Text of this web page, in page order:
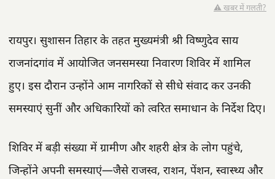
⚠️ खबर में गलती?
रायपुर। सुशासन तिहार के तहत मुख्यमंत्री श्री विष्णुदेव साय
राजनांदगांव में आयोजित जनसमस्या निवारण शिविर में शामिल
हुए। इस दौरान उन्होंने आम नागरिकों से सीधे संवाद कर उनकी
समस्याएं सुनीं और अधिकारियों को त्वरित समाधान के निर्देश दिए।
शिविर में बड़ी संख्या में ग्रामीण और शहरी क्षेत्र के लोग पहुंचे,
जिन्होंने अपनी समस्याएं—जैसे राजस्व, राशन, पेंशन, स्वास्थ्य और